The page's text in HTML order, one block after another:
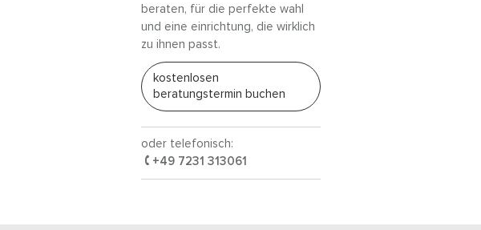
beraten, für die perfekte wahl
und eine einrichtung, die wirklich
zu ihnen passt.
kostenlosen
beratungstermin buchen
oder telefonisch:
+49 7231 313061